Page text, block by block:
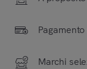
Marchi